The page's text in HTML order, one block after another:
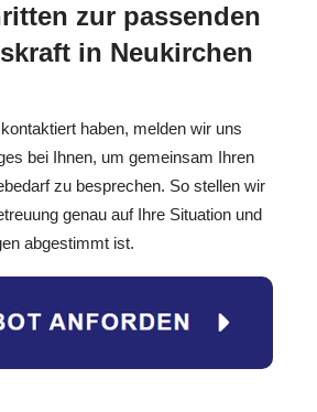
zur passenden
in Neukirchen
haben, melden wir uns
bei Ihnen, um gemeinsam Ihren
zu besprechen. So stellen wir
genau auf Ihre Situation und
abgestimmt ist.